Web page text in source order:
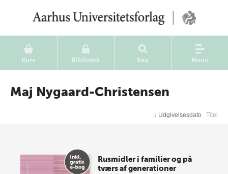
Kurv Bibliotek Søg Menu
Maj Nygaard-Christensen
↓ Udgivelsesdato Titel
Rusmidler i familier og på
tværs af generationer